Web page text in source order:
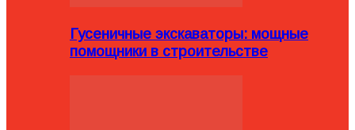
Гусеничные экскаваторы: мощные
помощники в строительстве